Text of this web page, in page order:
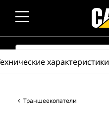
SEARCH
Траншеекопатели
характеристики